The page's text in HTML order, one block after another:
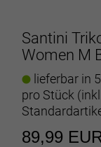
Santini
Women M
lieferbar in
pro Stück
89,99